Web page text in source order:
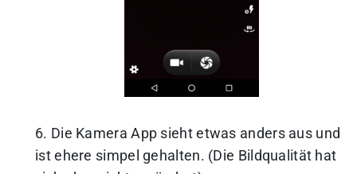
6. Die Kamera App sieht etwas anders aus und
ist ehere simpel gehalten. (Die Bildqualität hat